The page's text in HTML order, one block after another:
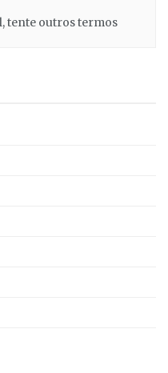
tente outros termos